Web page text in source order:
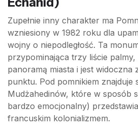
Zupełnie inny charakter ma
wzniesiony w 1982 roku dla
wojny o niepodległość. Ta
przypominająca trzy liście palmy,
panoramą miasta i jest widoczna
punktu. Pod pomnikiem znajduje
Mudżahedinów, które w sposób
bardzo emocjonalny)
francuskim kolonializmem.